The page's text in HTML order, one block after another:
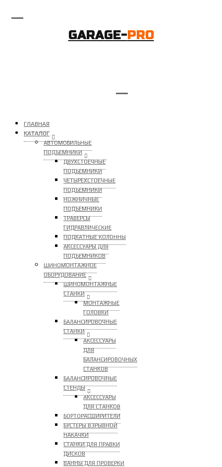
GARAGE-PRO
ГЛАВНАЯ
КАТАЛОГ
АВТОМОБИЛЬНЫЕ
ПОДЪЕМНИКИ
ДВУХСТОЕЧНЫЕ
ПОДЪЕМНИКИ
ЧЕТЫРЕХСТОЕЧНЫЕ
ПОДЪЕМНИКИ
НОЖНИЧНЫЕ
ПОДЪЕМНИКИ
ТРАВЕРСЫ
ГИДРАВЛИЧЕСКИЕ
ПОДКАТНЫЕ КОЛОННЫ
АКСЕССУАРЫ ДЛЯ
ПОДЪЕМНИКОВ
ШИНОМОНТАЖНОЕ
ОБОРУДОВАНИЕ
ШИНОМОНТАЖНЫЕ
СТАНКИ
МОНТАЖНЫЕ
ГОЛОВКИ
БАЛАНСИРОВОЧНЫЕ
СТАНКИ
АКСЕССУАРЫ
ДЛЯ
БАЛАНСИРОВОЧНЫХ
СТАНКОВ
БАЛАНСИРОВОЧНЫЕ
СТЕНДЫ
АКСЕССУАРЫ
ДЛЯ СТАНКОВ
БОРТОРАСШИРИТЕЛИ
БУСТЕРЫ ВЗРЫВНОЙ
НАКАЧКИ
СТАНКИ ДЛЯ ПРАВКИ
ДИСКОВ
ВАННЫ ДЛЯ ПРОВЕРКИ